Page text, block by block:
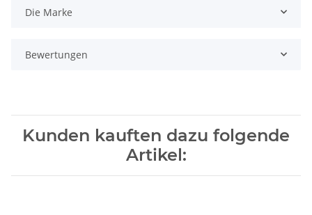
Die Marke
Bewertungen
Kunden kauften dazu folgende
Artikel: